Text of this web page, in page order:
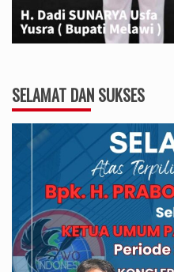
SELAMAT DAN SUKSES